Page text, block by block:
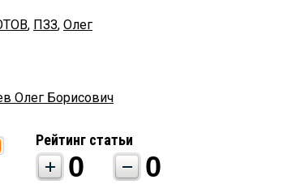
, ПЗЗ, Олег
Олег Борисович
Рейтинг статьи
0 0